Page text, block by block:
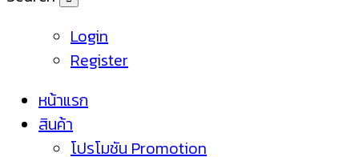
Login
Register
หน้าแรก
สินค้า
โปรโมชัน Promotion